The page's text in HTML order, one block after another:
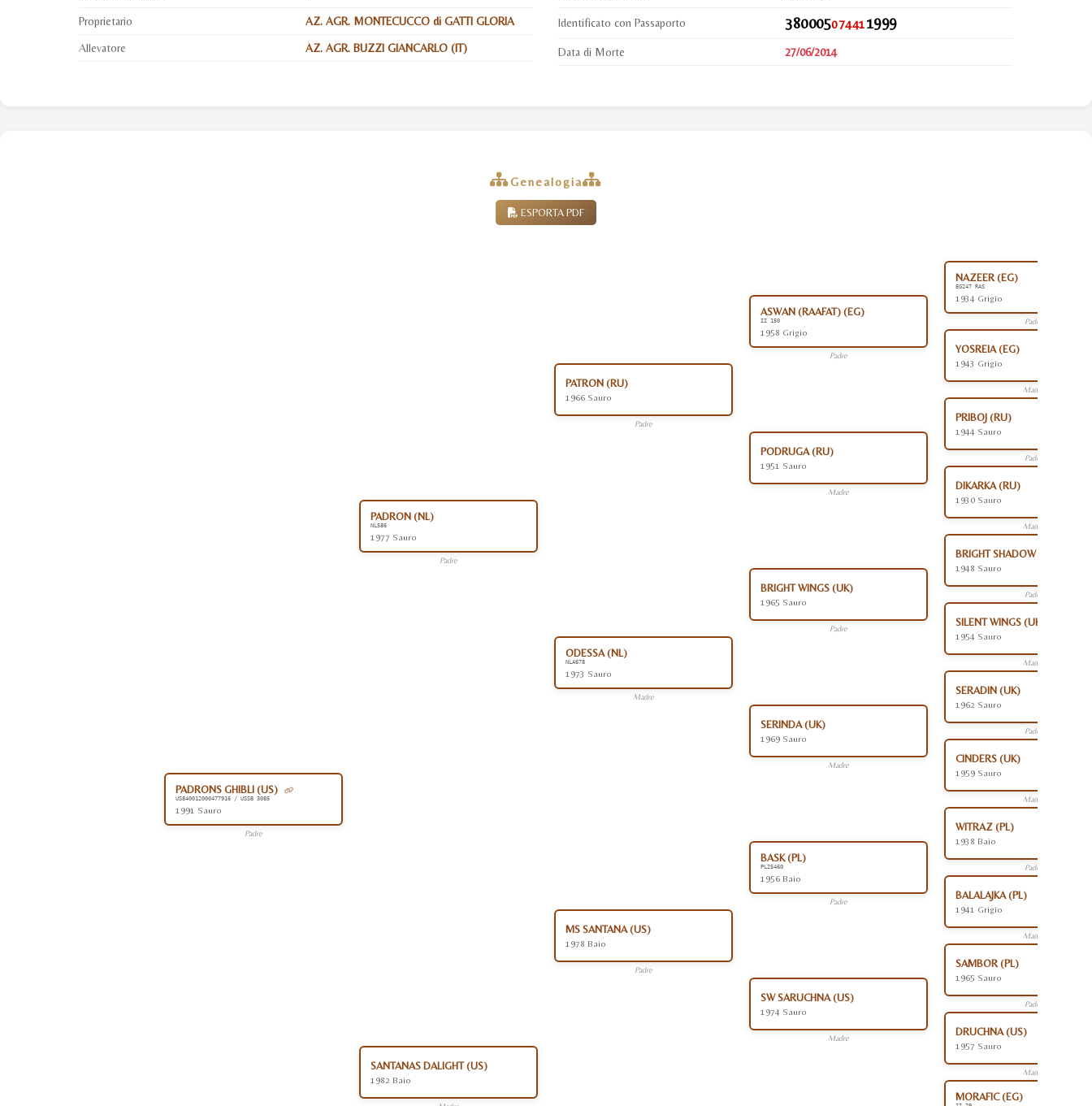
Proprietario AZ. AGR. MONTECUCCO di GATTI GLORIA
Allevatore AZ. AGR. BUZZI GIANCARLO (IT)
Identificato con Passaporto 380005074411999
Data di Morte 27/06/2014
Genealogia
ESPORTA PDF
PADRONS GHIBLI (US)
US840012000477916 / USSB 3085
1991 Sauro
Padre
PADRON (NL)
NL586
1977 Sauro
Padre
PATRON (RU)
1966 Sauro
Padre
ASWAN (RAAFAT) (EG)
II 150
1958 Grigio
Padre
NAZEER (EG)
EG247 RAS
1934 Grigio
Padre
YOSREIA (EG)
1943 Grigio
Madre
PODRUGA (RU)
1951 Sauro
Madre
PRIBOJ (RU)
1944 Sauro
Padre
DIKARKA (RU)
1930 Sauro
Madre
ODESSA (NL)
NLA678
1973 Sauro
Madre
BRIGHT WINGS (UK)
1965 Sauro
Padre
BRIGHT SHADOW (UK)
1948 Sauro
Padre
SILENT WINGS (UK)
1954 Sauro
Madre
SERINDA (UK)
1969 Sauro
Madre
SERADIN (UK)
1962 Sauro
Padre
CINDERS (UK)
1959 Sauro
Madre
SANTANAS DALIGHT (US)
1982 Baio
MS SANTANA (US)
1978 Baio
Padre
BASK (PL)
PL25460
1956 Baio
Padre
WITRAZ (PL)
1938 Baio
Padre
BALALAJKA (PL)
1941 Grigio
Madre
SW SARUCHNA (US)
1974 Sauro
Madre
SAMBOR (PL)
1965 Sauro
Padre
DRUCHNA (US)
1957 Sauro
Madre
MORAFIC (EG)